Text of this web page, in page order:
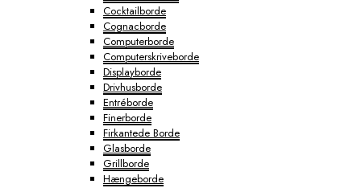
Cocktailborde
Cognacborde
Computerborde
Computerskriveborde
Displayborde
Drivhusborde
Entréborde
Finerborde
Firkantede Borde
Glasborde
Grillborde
Hængeborde